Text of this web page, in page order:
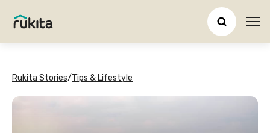
Rukita Stories/Tips & Lifestyle